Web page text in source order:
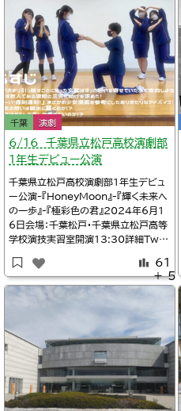
千葉 演劇
6/16 千葉県立松戸高校演劇部
1年生デビュー公演
千葉県立松戸高校演劇部1年生デビュ
ー公演-『HoneyMoon』-『輝く未来へ
の一歩』-『極彩色の君』2024年6月1
6日会場：千葉松戸・千葉県立松戸高等
学校演技実習室開演13:30詳細Twit
a_matsudoこんばんは🌙松高演劇部
です！！明日の1年生デビュー公演に
向けて2チームがリハーサルをしました
🙌🏻照明がついたり音響がつくと、ま
61
＋ 5